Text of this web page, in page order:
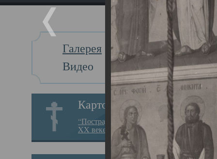
Галерея
Видео
Картотека
“Пострадавшие за веру в
XX веке на Севере”
Главная